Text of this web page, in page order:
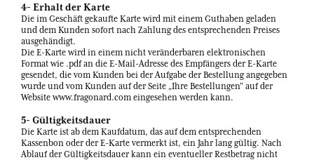
4- Erhalt der Karte
Die im Geschäft gekaufte Karte wird mit einem Guthaben geladen
und dem Kunden sofort nach Zahlung des entsprechenden Preises
ausgehändigt.
Die E-Karte wird in einem nicht veränderbaren elektronischen
Format wie .pdf an die E-Mail-Adresse des Empfängers der E-Karte
gesendet, die vom Kunden bei der Aufgabe der Bestellung angegeben
wurde und vom Kunden auf der Seite „Ihre Bestellungen“ auf der
Website www.fragonard.com eingesehen werden kann.
5- Gültigkeitsdauer
Die Karte ist ab dem Kaufdatum, das auf dem entsprechenden
Kassenbon oder der E-Karte vermerkt ist, ein Jahr lang gültig. Nach
Ablauf der Gültigkeitsdauer kann ein eventueller Restbetrag nicht